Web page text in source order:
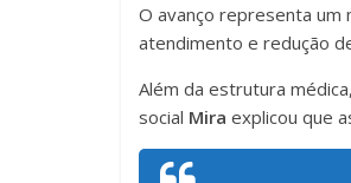
O avanço representa um
atendimento e redução
Além da estrutura
social Mira explicou que